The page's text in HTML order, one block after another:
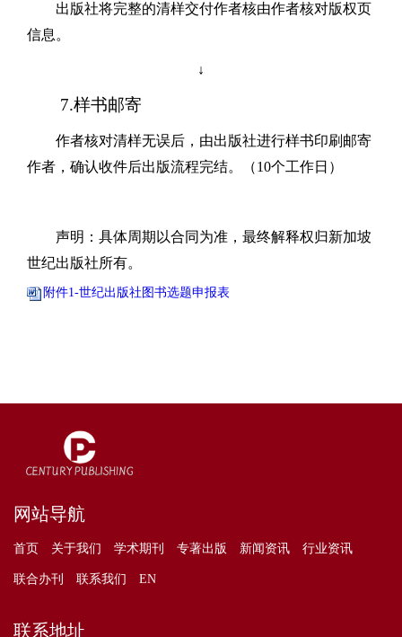
出版社将完整的清样交付作者核由作者核对版权页
信息。
↓
7.样书邮寄
作者核对清样无误后，由出版社进行样书印刷邮寄
作者，确认收件后出版流程完结。（10个工作日）
声明： 具体周期以合同为准，最终解释权归新加坡
世纪出版社所有。
附件1-世纪出版社图书选题申报表
网站导航
首页 关于我们 学术期刊 专著出版 新闻资讯 行业资讯
联合办刊 联系我们 EN
联系地址